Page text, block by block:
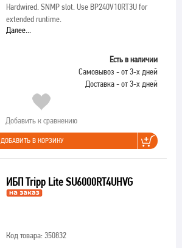
Hardwired. SNMP slot. Use BP240V10RT3U for
extended runtime.
Далее...
Есть в наличии
Самовывоз - от 3-х дней
Доставка - от 3-х дней
Добавить к сравнению
ДОБАВИТЬ В КОРЗИНУ
ИБП Tripp Lite SU6000RT4UHVG
Код товара: 350832